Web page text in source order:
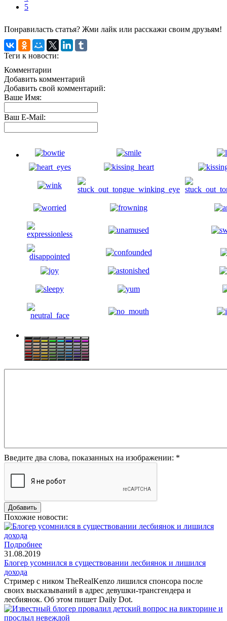
5
Понравиласть статья? Жми лайк или расскажи своим друзьям!
Теги к новости:
Комментарии
Добавить комментарий
Добавить свой комментарий:
Ваше Имя:
Ваш E-Mail:
Введите два слова, показанных на изображении: *
Похожие новости:
Подробнее
31.08.2019
Блогер усомнился в существовании лесбиянок и лишился
дохода
Стример с ником TheRealKenzo лишился спонсора после
своих высказываний в адрес девушки-трансгендера и
лесбиянок. Об этом пишет Daily Dot.